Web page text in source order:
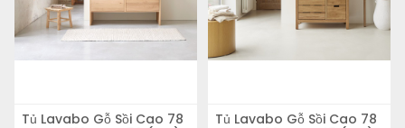
Tủ Lavabo Gỗ Sồi Cao 78
Tủ Lavabo Gỗ Sồi Cao 78